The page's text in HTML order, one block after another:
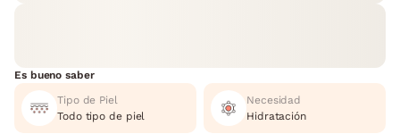
Es bueno saber
Tipo de Piel
Todo tipo de piel
Necesidad
Hidratación